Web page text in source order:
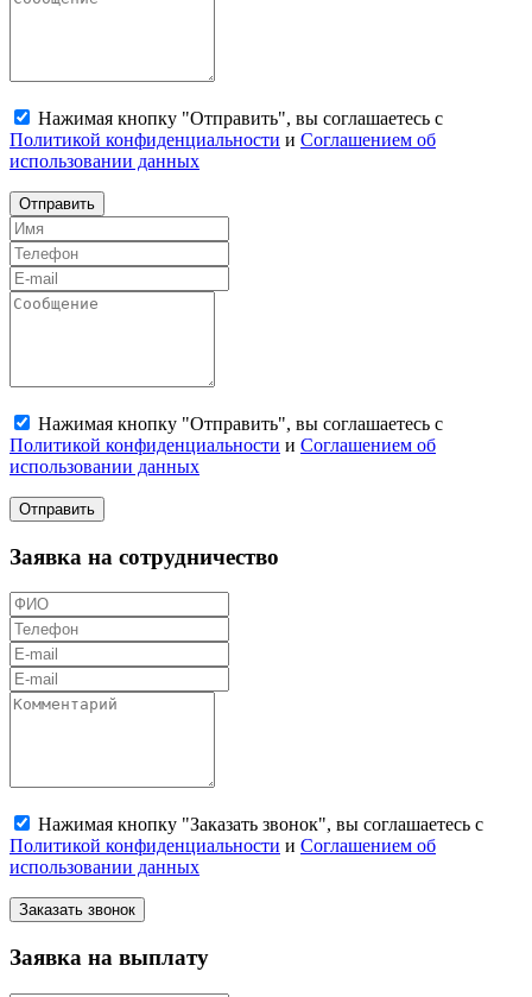
Нажимая кнопку "Отправить", вы соглашаетесь с
Политикой конфиденциальности и Соглашением об
использовании данных
Отправить
Нажимая кнопку "Отправить", вы соглашаетесь с
Политикой конфиденциальности и Соглашением об
использовании данных
Отправить
Заявка на сотрудничество
Нажимая кнопку "Заказать звонок", вы соглашаетесь с
Политикой конфиденциальности и Соглашением об
использовании данных
Заказать звонок
Заявка на выплату